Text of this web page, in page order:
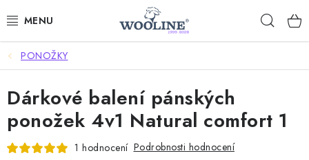
na
AKCE %
DÁRKOVÉ POUKAZY
OBLEČENÍ
PONOŽKY
Dárkové balení pánských
ponožek 4v1 Natural comfort 1
1 hodnocení Podrobnosti hodnocení